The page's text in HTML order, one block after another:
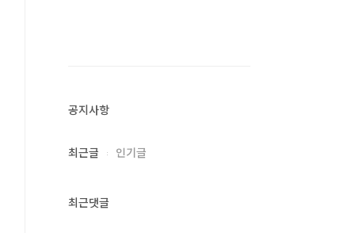
공지사항
최근글 인기글
최근댓글